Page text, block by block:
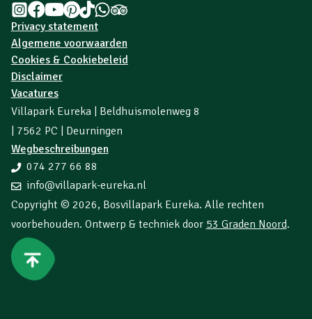
Privacy statement
Algemene voorwaarden
Cookies & Cookiebeleid
Disclaimer
Vacatures
Villapark Eureka | Beldhuismolenweg 8
| 7562 PC | Deurningen
Wegbeschreibungen
074 277 66 88
info@villapark-eureka.nl
Copyright © 2026, Bosvillapark Eureka. Alle rechten
voorbehouden. Ontwerp & techniek door 53 Graden Noord.